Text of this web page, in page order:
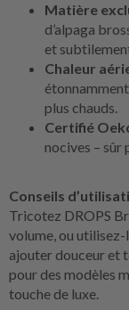
Matière
d’alpaga
et
Chaleur
plus chauds.
Certifié
nocives – sûr
Conseils
Tricotez DROPS
volume, ou
ajouter douceur et
pour des modèles
touche de luxe.